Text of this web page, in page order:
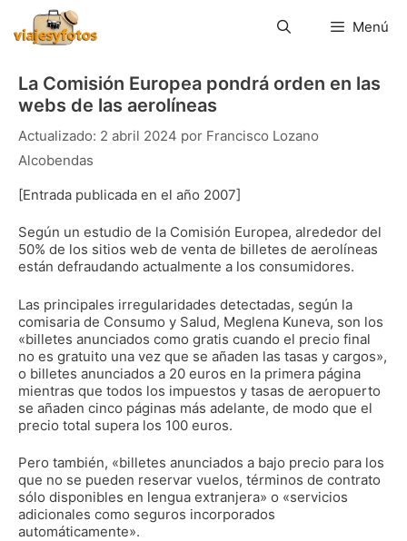
contenido
Menú
La Comisión Europea pondrá orden en las
webs de las aerolí­neas
2 abril 2024 por Francisco Lozano
Alcobendas
[Entrada publicada en el año 2007]
Según un estudio de la Comisión Europea, alrededor del
50% de los sitios web de venta de billetes de aerolí­neas
están defraudando actualmente a los consumidores.
Las principales irregularidades detectadas, según la
comisaria de Consumo y Salud, Meglena Kuneva, son los
«billetes anunciados como gratis cuando el precio final
no es gratuito una vez que se añaden las tasas y cargos»,
o billetes anunciados a 20 euros en la primera página
mientras que todos los impuestos y tasas de aeropuerto
se añaden cinco páginas más adelante, de modo que el
precio total supera los 100 euros.
Pero también, «billetes anunciados a bajo precio para los
que no se pueden reservar vuelos, términos de contrato
sólo disponibles en lengua extranjera» o «servicios
adicionales como seguros incorporados
automáticamente».